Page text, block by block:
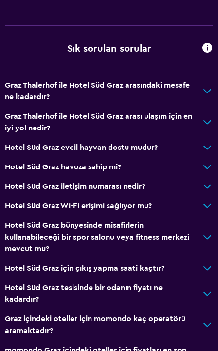
Sık sorulan sorular
Graz Thalerhof ile Hotel Süd Graz arasındaki mesafe
ne kadardır?
Graz Thalerhof ile Hotel Süd Graz arası ulaşım için en
iyi yol nedir?
Hotel Süd Graz evcil hayvan dostu mudur?
Hotel Süd Graz havuza sahip mi?
Hotel Süd Graz iletişim numarası nedir?
Hotel Süd Graz Wi-Fi erişimi sağlıyor mu?
Hotel Süd Graz bünyesinde misafirlerin
kullanabileceği bir spor salonu veya fitness merkezi
mevcut mu?
Hotel Süd Graz için çıkış yapma saati kaçtır?
Hotel Süd Graz tesisinde bir odanın fiyatı ne
kadardır?
Graz içindeki oteller için momondo kaç operatörü
aramaktadır?